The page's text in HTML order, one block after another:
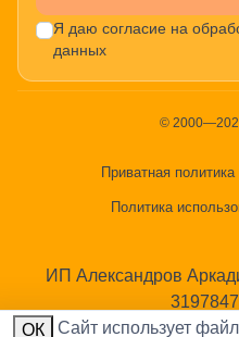
Я даю согласие на
данных
©
Приватная политика
Политика
ИП Александров
ОК
Cайт использует